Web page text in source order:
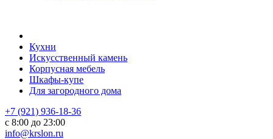
Кухни
Искусственный камень
Корпусная мебель
Шкафы-купе
Для загородного дома
+7 (921) 936-18-36
с 8:00 до 23:00
info@krslon.ru